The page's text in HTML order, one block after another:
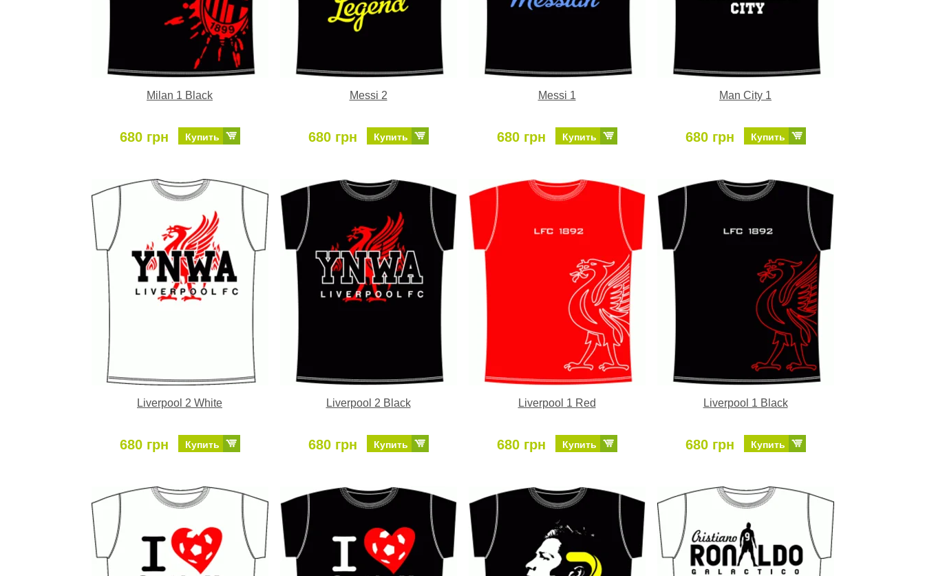
Milan 1 Black
680 грн Купить
Messi 2
680 грн Купить
Messi 1
680 грн Купить
Man City 1
680 грн Купить
Liverpool 2 White
680 грн Купить
Liverpool 2 Black
680 грн Купить
Liverpool 1 Red
680 грн Купить
Liverpool 1 Black
680 грн Купить